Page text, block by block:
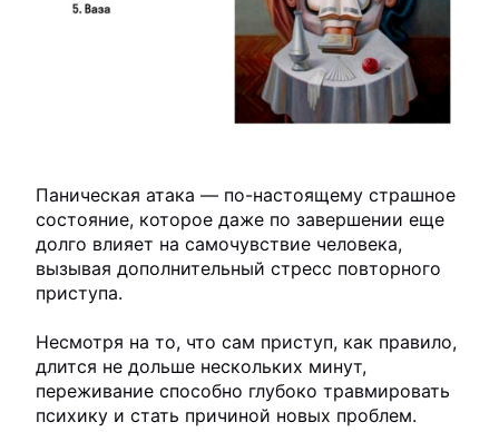
Паническая атака — по-настоящему страшное
состояние, которое даже по завершении еще
долго влияет на самочувствие человека,
вызывая дополнительный стресс повторного
приступа.
Несмотря на то, что сам приступ, как правило,
длится не дольше нескольких минут,
переживание способно глубоко травмировать
психику и стать причиной новых проблем.